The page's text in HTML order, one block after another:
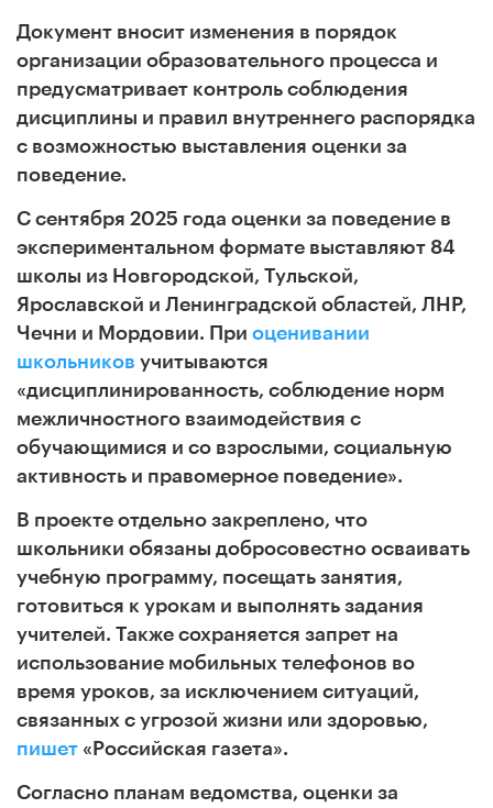
Документ вносит изменения в порядок
организации образовательного процесса и
предусматривает контроль соблюдения
дисциплины и правил внутреннего распорядка
с возможностью выставления оценки за
поведение.
С сентября 2025 года оценки за поведение в
экспериментальном формате выставляют 84
школы из Новгородской, Тульской,
Ярославской и Ленинградской областей, ЛНР,
Чечни и Мордовии. При оценивании
школьников учитываются
«дисциплинированность, соблюдение норм
межличностного взаимодействия с
обучающимися и со взрослыми, социальную
активность и правомерное поведение».
В проекте отдельно закреплено, что
школьники обязаны добросовестно осваивать
учебную программу, посещать занятия,
готовиться к урокам и выполнять задания
учителей. Также сохраняется запрет на
использование мобильных телефонов во
время уроков, за исключением ситуаций,
связанных с угрозой жизни или здоровью,
пишет «Российская газета».
Согласно планам ведомства, оценки за